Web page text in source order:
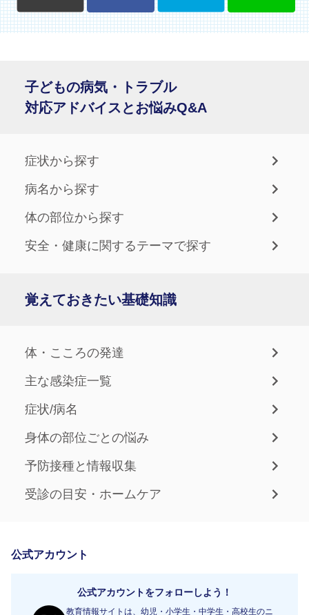
子どもの病気・トラブル
対応アドバイスとお悩みQ&A
症状から探す
病名から探す
体の部位から探す
安全・健康に関するテーマで探す
覚えておきたい基礎知識
体・こころの発達
主な感染症一覧
症状/病名
身体の部位ごとの悩み
予防接種と情報収集
受診の目安・ホームケア
公式アカウント
公式アカウントをフォローしよう！
教育情報サイトは、幼児・小学生・中学生・高校生のニ